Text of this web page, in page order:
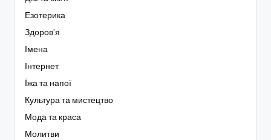
Езотерика
Здоров’я
Імена
Інтернет
Їжа та напої
Культура та мистецтво
Мода та краса
Молитви